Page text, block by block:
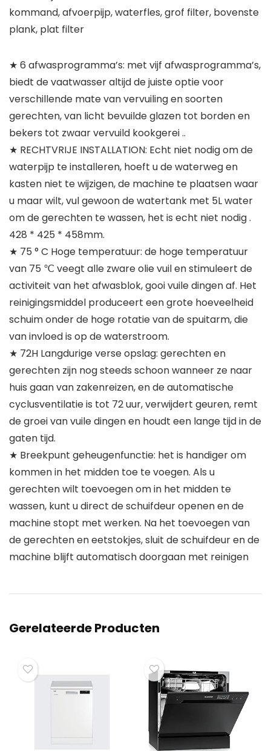
kommand, afvoerpijp, waterfles, grof filter, bovenste
plank, plat filter
★ 6 afwasprogramma’s: met vijf afwasprogramma’s,
biedt de vaatwasser altijd de juiste optie voor
verschillende mate van vervuiling en soorten
gerechten, van licht bevuilde glazen tot borden en
bekers tot zwaar vervuild kookgerei ..
★ RECHTVRIJE INSTALLATION: Echt niet nodig om de
waterpijp te installeren, hoeft u de waterweg en
kasten niet te wijzigen, de machine te plaatsen waar
u maar wilt, vul gewoon de watertank met 5L water
om de gerechten te wassen, het is echt niet nodig .
428 * 425 * 458mm.
★ 75 ° C Hoge temperatuur: de hoge temperatuur
van 75 ℃ veegt alle zware olie vuil en stimuleert de
activiteit van het afwasblok, gooi vuile dingen af. Het
reinigingsmiddel produceert een grote hoeveelheid
schuim onder de hoge rotatie van de spuitarm, die
van invloed is op de waterstroom.
★ 72H Langdurige verse opslag: gerechten en
gerechten zijn nog steeds schoon wanneer ze naar
huis gaan van zakenreizen, en de automatische
cyclusventilatie is tot 72 uur, verwijdert geuren, remt
de groei van vuile dingen en houdt een lange tijd in de
gaten tijd.
★ Breekpunt geheugenfunctie: het is handiger om
kommen in het midden toe te voegen. Als u
gerechten wilt toevoegen om in het midden te
wassen, kunt u direct de schuifdeur openen en de
machine stopt met werken. Na het toevoegen van
de gerechten en eetstokjes, sluit de schuifdeur en de
machine blijft automatisch doorgaan met reinigen
Gerelateerde Producten